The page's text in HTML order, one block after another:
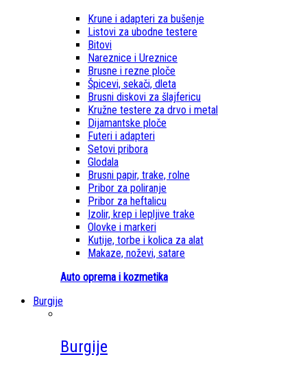
Krune i adapteri za bušenje
Listovi za ubodne testere
Bitovi
Nareznice i Ureznice
Brusne i rezne ploče
Špicevi, sekači, dleta
Brusni diskovi za šlajfericu
Kružne testere za drvo i metal
Dijamantske ploče
Futeri i adapteri
Setovi pribora
Glodala
Brusni papir, trake, rolne
Pribor za poliranje
Pribor za heftalicu
Izolir, krep i lepljive trake
Olovke i markeri
Kutije, torbe i kolica za alat
Makaze, noževi, satare
Auto oprema i kozmetika
Burgije
Burgije